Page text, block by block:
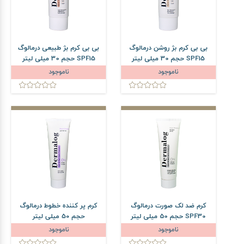
بی بی کرم بژ روشن درمالوگ
SPF15 حجم 30 میلی لیتر
ناموجود
بی بی کرم بژ طبیعی درمالوگ
SPF15 حجم 30 میلی لیتر
ناموجود
کرم ضد لک صورت درمالوگ
SPF30 حجم 50 میلی لیتر
ناموجود
کرم پر کننده خطوط درمالوگ
حجم 50 میلی لیتر
ناموجود